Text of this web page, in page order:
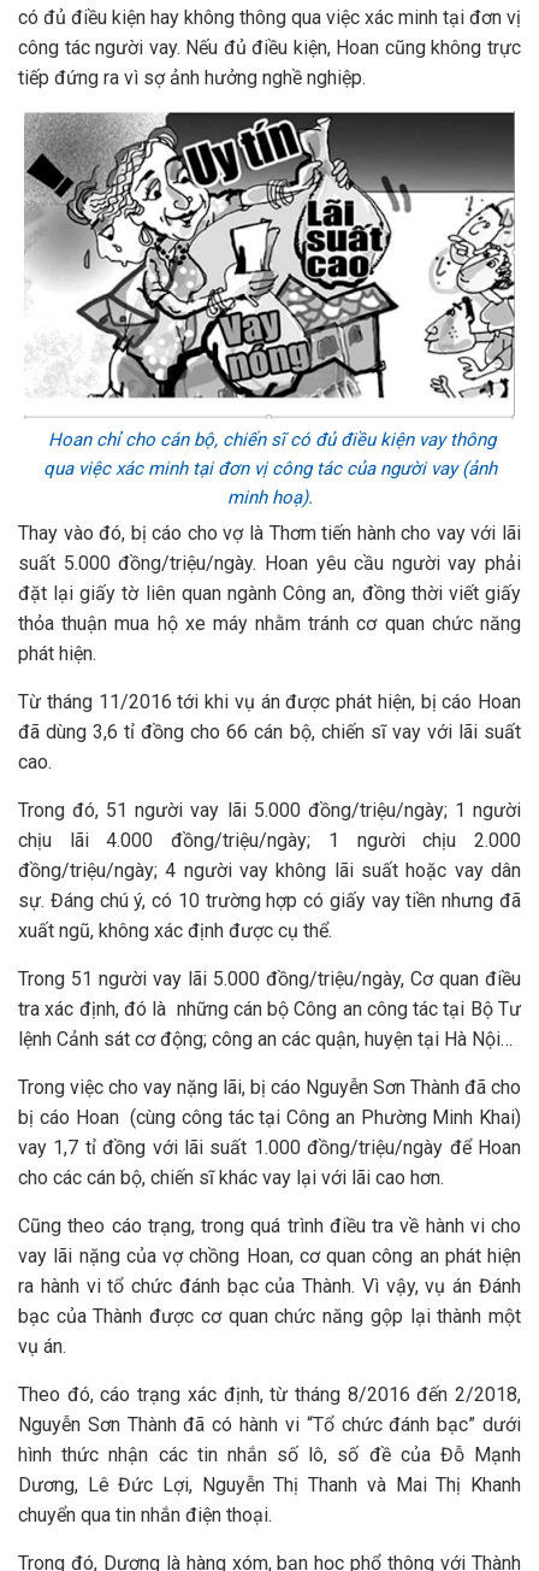
có đủ điều kiện hay không thông qua việc xác minh tại đơn vị
công tác người vay. Nếu đủ điều kiện, Hoan cũng không trực
tiếp đứng ra vì sợ ảnh hưởng nghề nghiệp.
Hoan chỉ cho cán bộ, chiến sĩ có đủ điều kiện vay thông
qua việc xác minh tại đơn vị công tác của người vay (ảnh
minh hoạ).
Thay vào đó, bị cáo cho vợ là Thơm tiến hành cho vay với lãi
suất 5.000 đồng/triệu/ngày. Hoan yêu cầu người vay phải
đặt lại giấy tờ liên quan ngành Công an, đồng thời viết giấy
thỏa thuận mua hộ xe máy nhằm tránh cơ quan chức năng
phát hiện.
Từ tháng 11/2016 tới khi vụ án được phát hiện, bị cáo Hoan
đã dùng 3,6 tỉ đồng cho 66 cán bộ, chiến sĩ vay với lãi suất
cao.
Trong đó, 51 người vay lãi 5.000 đồng/triệu/ngày; 1 người
chịu lãi 4.000 đồng/triệu/ngày; 1 người chịu 2.000
đồng/triệu/ngày; 4 người vay không lãi suất hoặc vay dân
sự. Đáng chú ý, có 10 trường hợp có giấy vay tiền nhưng đã
xuất ngũ, không xác định được cụ thể.
Trong 51 người vay lãi 5.000 đồng/triệu/ngày, Cơ quan điều
tra xác định, đó là những cán bộ Công an công tác tại Bộ Tư
lệnh Cảnh sát cơ động; công an các quận, huyện tại Hà Nội…
Trong việc cho vay nặng lãi, bị cáo Nguyễn Sơn Thành đã cho
bị cáo Hoan (cùng công tác tại Công an Phường Minh Khai)
vay 1,7 tỉ đồng với lãi suất 1.000 đồng/triệu/ngày để Hoan
cho các cán bộ, chiến sĩ khác vay lại với lãi cao hơn.
Cũng theo cáo trạng, trong quá trình điều tra về hành vi cho
vay lãi nặng của vợ chồng Hoan, cơ quan công an phát hiện
ra hành vi tổ chức đánh bạc của Thành. Vì vậy, vụ án Đánh
bạc của Thành được cơ quan chức năng gộp lại thành một
vụ án.
Theo đó, cáo trạng xác định, từ tháng 8/2016 đến 2/2018,
Nguyễn Sơn Thành đã có hành vi “Tổ chức đánh bạc” dưới
hình thức nhận các tin nhắn số lô, số đề của Đỗ Mạnh
Dương, Lê Đức Lợi, Nguyễn Thị Thanh và Mai Thị Khanh
chuyển qua tin nhắn điện thoại.
Trong đó, Dương là hàng xóm, bạn học phổ thông với Thành